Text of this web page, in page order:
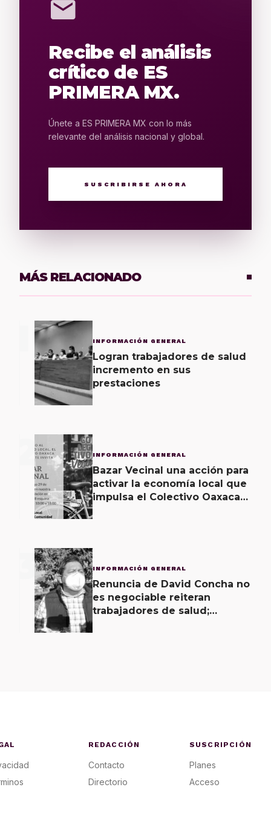
mail
Recibe el análisis
crítico de ES
PRIMERA MX.
Únete a ES PRIMERA MX con lo más
relevante del análisis nacional y global.
SUSCRIBIRSE AHORA
MÁS RELACIONADO
INFORMACIÓN GENERAL
Logran trabajadores de salud
incremento en sus
prestaciones
2 INFORMACIÓN GENERAL
Bazar Vecinal una acción para
activar la economía local que
impulsa el Colectivo Oaxaca
3 INFORMACIÓN GENERAL
Renuncia de David Concha no
es negociable reiteran
trabajadores de salud;
REDACCIÓN
Contacto
Directorio
SUSCRIPCIÓN
Planes
Acceso